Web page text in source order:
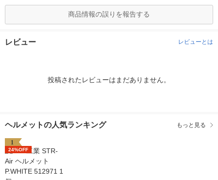
商品情報の誤りを報告する
レビュー レビューとは
投稿されたレビューはまだありません。
ヘルメットの人気ランキング もっと見る
1
24%OFF